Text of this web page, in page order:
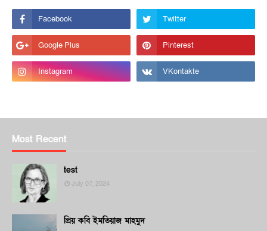
Most Recent
test
July 07, 2024
প্রিয় কবি ইমতিয়াজ মাহমুদ